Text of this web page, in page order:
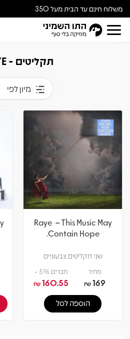
משלוח חינם עד הבית מעל 350
ש״ח
תקליטים - RAYE
מיון לפי
Raye – This Music May
Contain Hope.
שני תקליטים צבעוניים
מחיר
169
₪
חברים 5% -
160.55
₪
הוספה לסל